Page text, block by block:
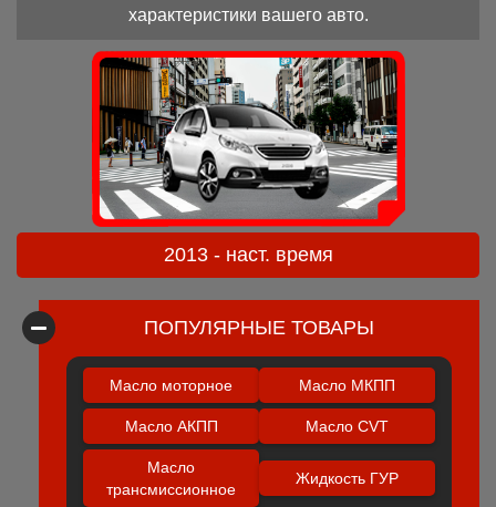
характеристики вашего авто.
2013 - наст. время
ПОПУЛЯРНЫЕ ТОВАРЫ
Масло моторное Масло МКПП
Масло АКПП Масло CVT
Масло
трансмиссионное
Жидкость ГУР